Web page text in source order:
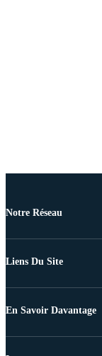
Notre Réseau
Liens Du Site
En Savoir Davantage